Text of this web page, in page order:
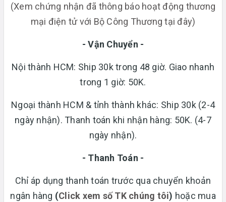
(Xem chứng nhận đã thông báo hoạt động thương
mại điện tử với Bộ Công Thương tại đây)
- Vận Chuyển -
Nội thành HCM: Ship 30k trong 48 giờ. Giao nhanh
trong 1 giờ: 50K.
Ngoại thành HCM & tỉnh thành khác: Ship 30k (2-4
ngày nhận). Thanh toán khi nhận hàng: 50K. (4-7
ngày nhận).
- Thanh Toán -
Chỉ áp dụng thanh toán trước qua chuyển khoản
ngân hàng (Click xem số TK chúng tôi) hoặc mua